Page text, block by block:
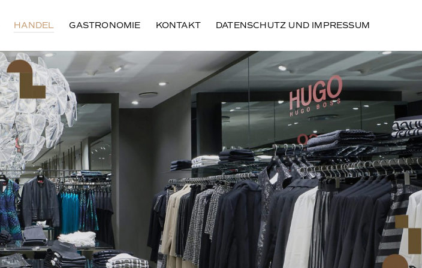
HANDEL GASTRONOMIE KONTAKT DATENSCHUTZ UND IMPRESSUM